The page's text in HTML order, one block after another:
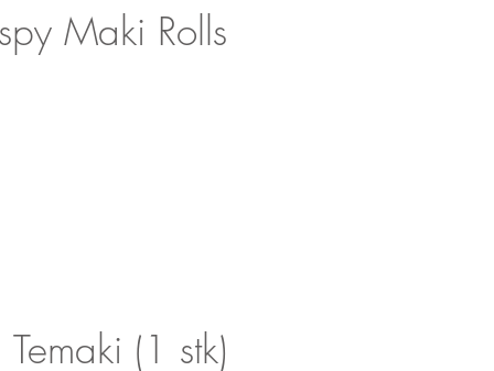
Maki Rolls
Temaki (1 stk)